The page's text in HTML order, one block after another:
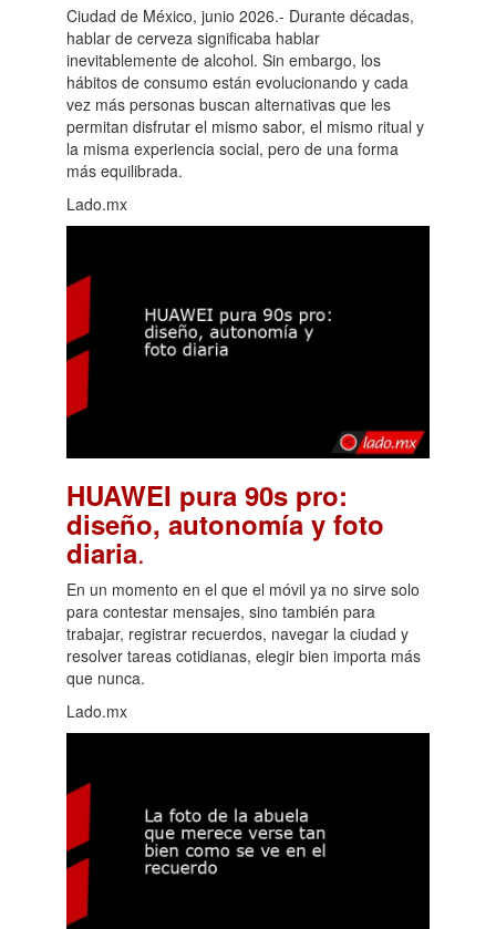
Ciudad de México, junio 2026.- Durante décadas,
hablar de cerveza significaba hablar
inevitablemente de alcohol. Sin embargo, los
hábitos de consumo están evolucionando y cada
vez más personas buscan alternativas que les
permitan disfrutar el mismo sabor, el mismo ritual y
la misma experiencia social, pero de una forma
más equilibrada.
Lado.mx
HUAWEI pura 90s pro:
diseño, autonomía y foto
diaria.
En un momento en el que el móvil ya no sirve solo
para contestar mensajes, sino también para
trabajar, registrar recuerdos, navegar la ciudad y
resolver tareas cotidianas, elegir bien importa más
que nunca.
Lado.mx